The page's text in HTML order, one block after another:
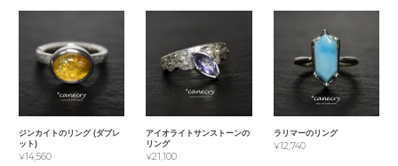
ジンカイトのリング (ダブレ
ット)
¥14,560
アイオライトサンストーンの
リング
¥21,100
ラリマーのリング
¥12,740